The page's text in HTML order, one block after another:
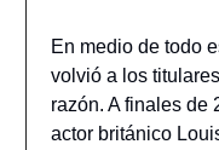
En medio de todo
volvió a los
razón. A finales de
actor británico